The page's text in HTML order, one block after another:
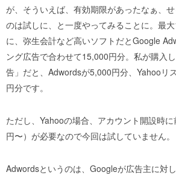
が、そういえば、有効期限があったなぁ、
のは試しに、と一度やってみることに。 最
に、弥生会計など高いソフトだとGoogle
ング広告で合わせて15,000円分。私が購入
告」だと、Adwordsが5,000円分、Yahooリ
円分です。
ただし、Yahooの場合、アカウント開設時
円〜）が必要なので今回は試していません。
Adwordsというのは、Googleが広告主に対